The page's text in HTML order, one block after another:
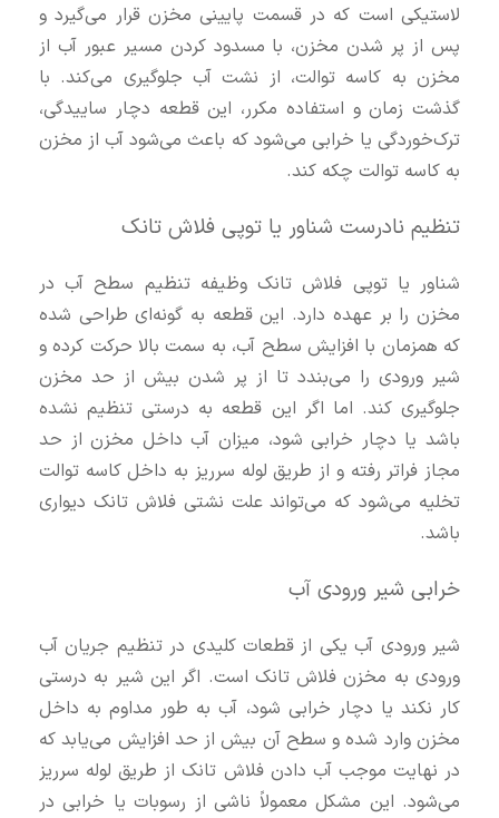
لاستیکی است که در قسمت پایینی مخزن قرار می‌گیرد و
پس از پر شدن مخزن، با مسدود کردن مسیر عبور آب از
مخزن به کاسه توالت، از نشت آب جلوگیری می‌کند. با
گذشت زمان و استفاده مکرر، این قطعه دچار ساییدگی،
ترک‌خوردگی یا خرابی می‌شود که باعث می‌شود آب از مخزن
به کاسه توالت چکه کند.
تنظیم نادرست شناور یا توپی فلاش تانک
شناور یا توپی فلاش تانک وظیفه تنظیم سطح آب در
مخزن را بر عهده دارد. این قطعه به گونه‌ای طراحی شده
که همزمان با افزایش سطح آب، به سمت بالا حرکت کرده و
شیر ورودی را می‌بندد تا از پر شدن بیش از حد مخزن
جلوگیری کند. اما اگر این قطعه به درستی تنظیم نشده
باشد یا دچار خرابی شود، میزان آب داخل مخزن از حد
مجاز فراتر رفته و از طریق لوله سرریز به داخل کاسه توالت
تخلیه می‌شود که می‌تواند علت نشتی فلاش تانک دیواری
باشد.
خرابی شیر ورودی آب
شیر ورودی آب یکی از قطعات کلیدی در تنظیم جریان آب
ورودی به مخزن فلاش تانک است. اگر این شیر به درستی
کار نکند یا دچار خرابی شود، آب به طور مداوم به داخل
مخزن وارد شده و سطح آن بیش از حد افزایش می‌یابد که
در نهایت موجب آب دادن فلاش تانک از طریق لوله سرریز
می‌شود. این مشکل معمولاً ناشی از رسوبات یا خرابی در